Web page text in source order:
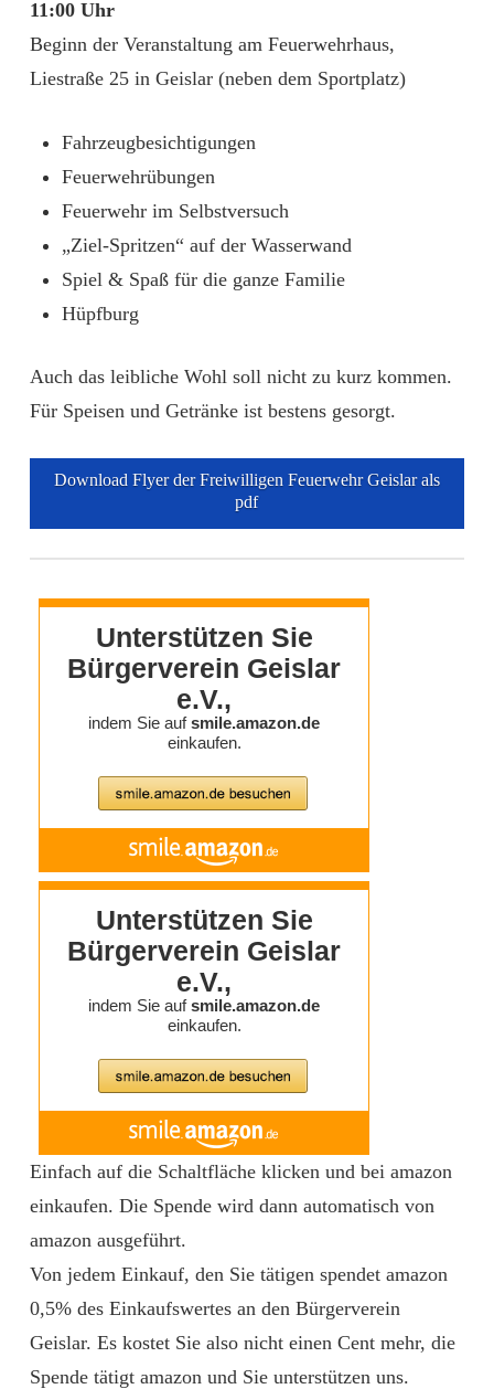
11:00 Uhr
Beginn der Veranstaltung am Feuerwehrhaus,
Liestraße 25 in Geislar (neben dem Sportplatz)
Fahrzeugbesichtigungen
Feuerwehrübungen
Feuerwehr im Selbstversuch
„Ziel-Spritzen“ auf der Wasserwand
Spiel & Spaß für die ganze Familie
Hüpfburg
Auch das leibliche Wohl soll nicht zu kurz kommen.
Für Speisen und Getränke ist bestens gesorgt.
Download Flyer der Freiwilligen Feuerwehr Geislar als
pdf
Einfach auf die Schaltfläche klicken und bei amazon
einkaufen. Die Spende wird dann automatisch von
amazon ausgeführt.
Von jedem Einkauf, den Sie tätigen spendet amazon
0,5% des Einkaufswertes an den Bürgerverein
Geislar. Es kostet Sie also nicht einen Cent mehr, die
Spende tätigt amazon und Sie unterstützen uns.